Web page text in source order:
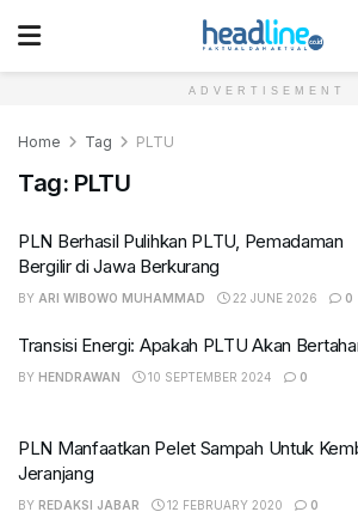
ADVERTISEMENT
Home Tag PLTU
Tag: PLTU
PLN Berhasil Pulihkan PLTU, Pemadaman
Bergilir di Jawa Berkurang
BY ARI WIBOWO MUHAMMAD 22 JUNE 2026 0
Transisi Energi: Apakah PLTU Akan
BY HENDRAWAN 10 SEPTEMBER 2024 0
PLN Manfaatkan Pelet Sampah Untuk
Jeranjang
BY REDAKSI JABAR 12 FEBRUARY 2020 0